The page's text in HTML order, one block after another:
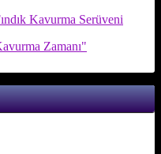
Kavurma Serüveni
Zamanı"